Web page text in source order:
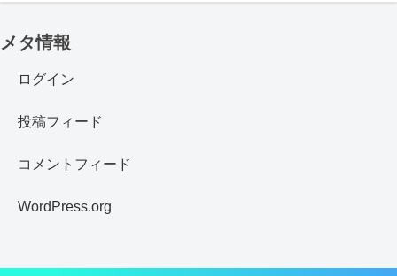
メタ情報
ログイン
投稿フィード
コメントフィード
WordPress.org